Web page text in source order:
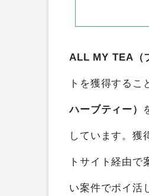
ALL MY TEA（
トを獲得するこ
ハーブティー）
しています。獲